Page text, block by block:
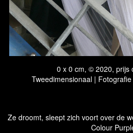
0 x 0 cm, © 2020, prijs
Tweedimensionaal |
Ze droomt, sleept zich voort over de
Colour